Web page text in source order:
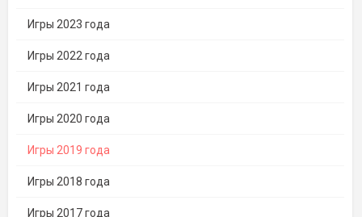
Игры 2023 года
Игры 2022 года
Игры 2021 года
Игры 2020 года
Игры 2019 года
Игры 2018 года
Игры 2017 года